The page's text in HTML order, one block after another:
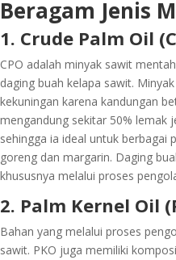
Beragam Jenis
1. Crude Palm Oil
CPO adalah minyak sawit
daging buah kelapa sawit.
kekuningan karena kandungan
mengandung sekitar 50% lemak
sehingga ia ideal untuk berbagai
goreng dan margarin. Daging
khususnya melalui proses
2. Palm Kernel Oil
Bahan yang melalui proses
sawit. PKO juga memiliki